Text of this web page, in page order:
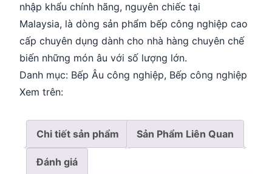
nhập khẩu chính hãng, nguyên chiếc tại
Malaysia, là dòng sản phẩm bếp công nghiệp cao
cấp chuyên dụng dành cho nhà hàng chuyên chế
biến những món âu với số lượng lớn.
Danh mục: Bếp Âu công nghiệp, Bếp công nghiệp
Xem trên:
Chi tiết sản phẩm Sản Phẩm Liên Quan
Đánh giá